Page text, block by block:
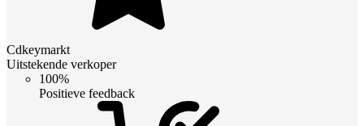
Cdkeymarkt
Uitstekende verkoper
100%
Positieve feedback